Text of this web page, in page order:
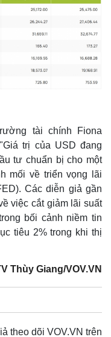
dùng
khoán
phê
tài chính Fiona
trị của USD đang
tư chuẩn bị cho một
mối về triển vọng lãi
Các diễn giả gần
việc cắt giảm lãi suất
bối cảnh niềm tin
tiêu 2% trong khi thị
Thùy Giang/VOV.VN
theo dõi VOV.VN trên